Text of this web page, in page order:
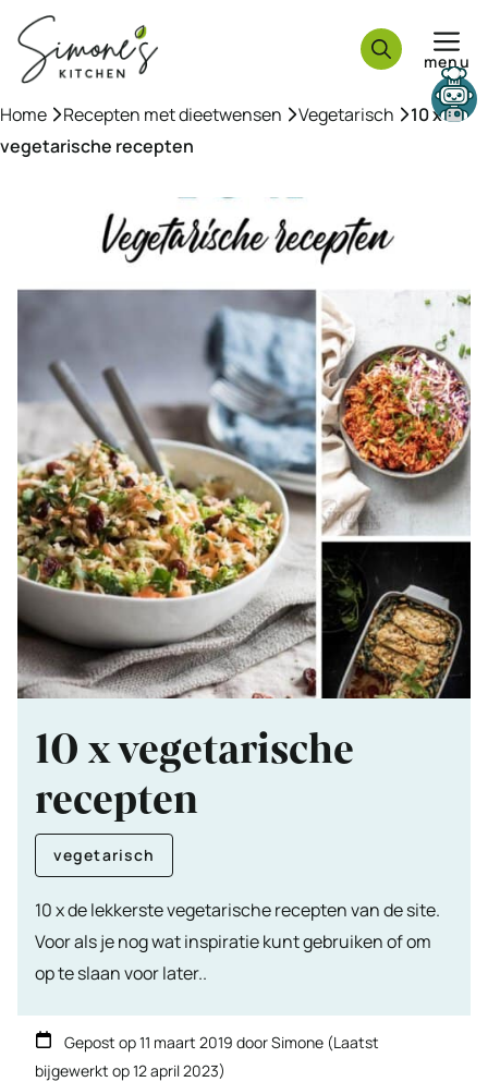
naar
inhoud
menu
Home »Recepten met dieetwensen »Vegetarisch »10 x
vegetarische recepten
10 x vegetarische
recepten
vegetarisch
10 x de lekkerste vegetarische recepten van de site.
Voor als je nog wat inspiratie kunt gebruiken of om
op te slaan voor later..
Gepost op11 maart 2019 doorSimone (Laatst
bijgewerkt op12 april 2023)
Need help?